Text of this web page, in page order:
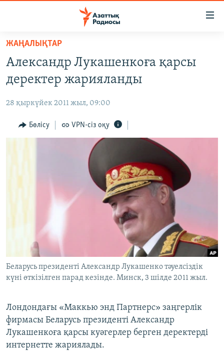
Skip
main
content
to
Navigation
Skip
Search
AZATTYQTV
ҚАҢТАР ОҚИҒАСЫ
АДАМ ҚҰҚЫҚТАРЫ
ЖАЗЫЛЫҢЫЗ
Басқа тілдерде
ЖАҢАЛЫҚТАР
Александр Лукашенкоға қарсы
деректер жарияланды
28 қыркүйек 2011 жыл, 09:00
Бөлісу VPN-сіз оқу
Беларусь президенті Александр Лукашенко тәуелсіздік
күні өткізілген парад кезінде. Минск, 3 шілде 2011 жыл.
Лондондағы «Маккью энд Партнерс» заңгерлік
фирмасы Беларусь президенті Александр
Лукашенкоға қарсы куәгерлер берген деректерді
интернетте жариялады.